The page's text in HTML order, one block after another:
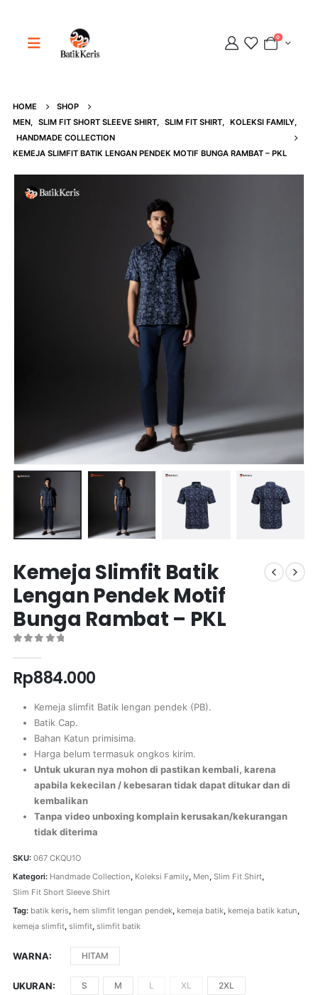
0
HOME
SHOP
MEN, SLIM FIT SHORT SLEEVE SHIRT, SLIM FIT SHIRT, KOLEKSI FAMILY,
HANDMADE COLLECTION
KEMEJA SLIMFIT BATIK LENGAN PENDEK MOTIF BUNGA RAMBAT – PKL
Kemeja Slimfit Batik
Lengan Pendek Motif
Bunga Rambat – PKL
Rp884.000
Kemeja slimfit Batik lengan pendek (PB).
Batik Cap.
Bahan Katun primisima.
Harga belum termasuk ongkos kirim.
Untuk ukuran nya mohon di pastikan kembali, karena
apabila kekecilan / kebesaran tidak dapat ditukar dan di
kembalikan
Tanpa video unboxing komplain kerusakan/kekurangan
tidak diterima
SKU: 067 CKQU1O
Kategori: Handmade Collection, Koleksi Family, Men, Slim Fit Shirt,
Slim Fit Short Sleeve Shirt
Tag: batik keris, hem slimfit lengan pendek, kemeja batik, kemeja batik katun
kemeja slimfit, slimfit, slimfit batik
WARNA HITAM
UKURAN S M L XL 2XL
Adipati
Online